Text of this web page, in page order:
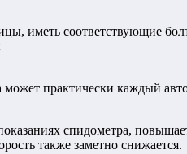
иметь соответствующие
практически каждый
спидометра,
также заметно снижается.